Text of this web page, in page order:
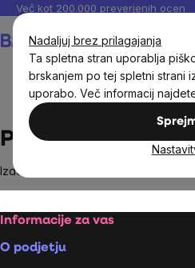
Nadaljuj brez prilagajanja
Ta spletna stran uporablja
brskanjem po tej spletni strani
uporabo. Več informacij
Preskoči
vsebino
Več kot 200.000 preverjenih ocen
Publixing
Izdelki blagovne znamke
Footer
Informacije za vas
O podjetju